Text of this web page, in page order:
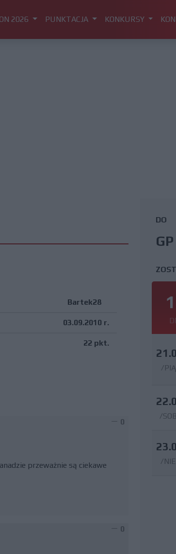
2026 PUNKTACJA KONKURSY
Bartek28
03.09.2010 r.
22 pkt.
0
przeważnie są ciekawe
0
DO
/
/
/